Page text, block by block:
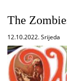
The
12.10.2022. Srijeda